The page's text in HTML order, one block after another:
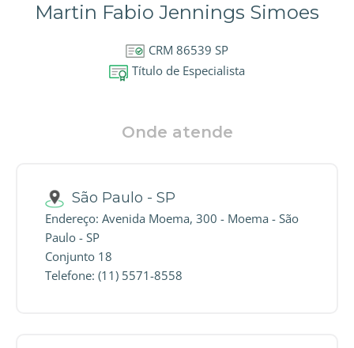
Martin Fabio Jennings Simoes
CRM 86539 SP
Título de Especialista
Onde atende
São Paulo - SP
Endereço: Avenida Moema, 300 - Moema - São
Paulo - SP
Conjunto 18
Telefone: (11) 5571-8558